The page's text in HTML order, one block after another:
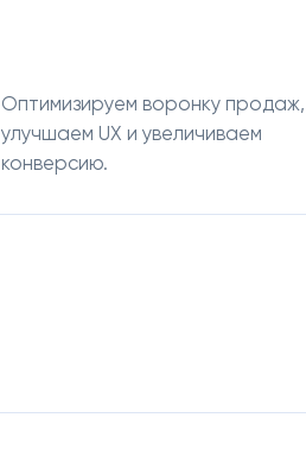
Оптимизируем воронку продаж,
улучшаем UX и увеличиваем
конверсию.